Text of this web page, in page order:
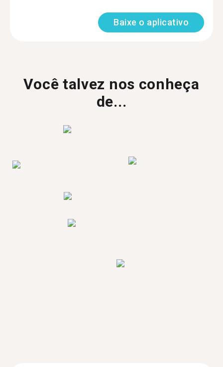
Baixe o aplicativo
Você talvez nos conheça
de...